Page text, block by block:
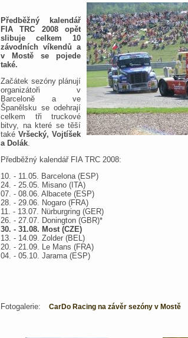
Předběžný kalendář
FIA TRC 2008 opět
slibuje celkem 10
závodních víkendů a
v Mostě se pojede
také.
Začátek sezóny plánují
organizátoři v
Barceloně a ve
Španělsku se odehrají
celkem tři truckové
bitvy, na které se těší
také Vršecký, Vojtíšek
a Dolák.
Předběžný kalendář FIA TRC 2008:
10. - 11.05. Barcelona (ESP)
24. - 25.05. Misano (ITA)
07. - 08.06. Albacete (ESP)
28. - 29.06. Nogaro (FRA)
11. - 13.07. Nürburgring (GER)
26. - 27.07. Donington (GBR)*
30. - 31.08. Most (CZE)
13. - 14.09. Zolder (BEL)
20. - 21.09. Le Mans (FRA)
04. - 05.10. Jarama (ESP)
Fotogalerie: CarDo Racing na závěr sezóny v Mostě